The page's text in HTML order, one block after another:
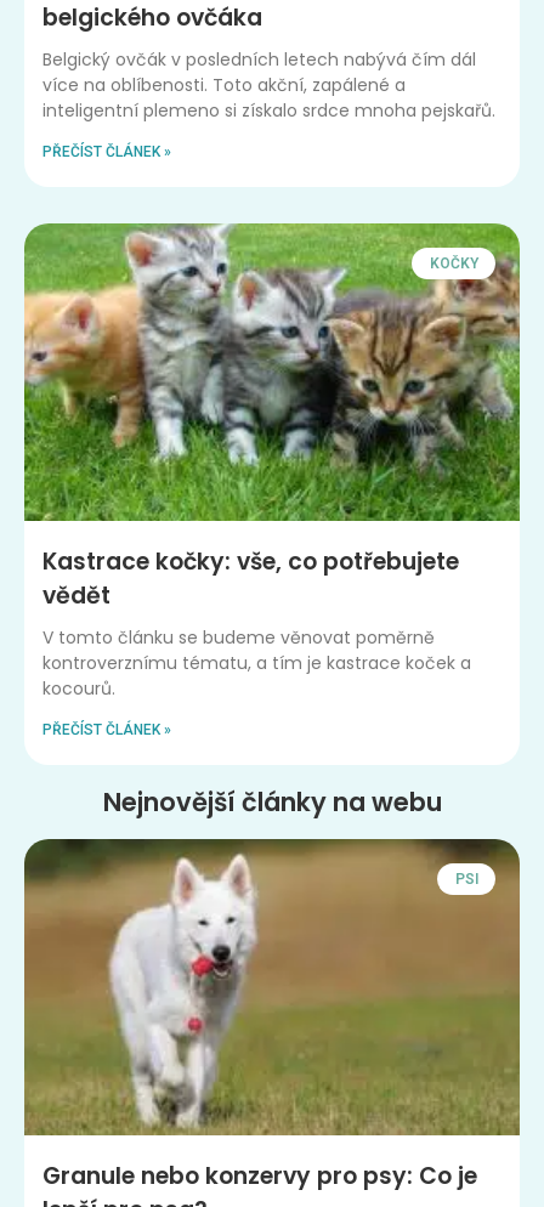
belgického ovčáka
Belgický ovčák v posledních letech nabývá čím dál
více na oblíbenosti. Toto akční, zapálené a
inteligentní plemeno si získalo srdce mnoha pejskařů.
PŘEČÍST ČLÁNEK »
KOČKY
Kastrace kočky: vše, co potřebujete
vědět
V tomto článku se budeme věnovat poměrně
kontroverznímu tématu, a tím je kastrace koček a
kocourů.
PŘEČÍST ČLÁNEK »
Nejnovější články na webu
PSI
Granule nebo konzervy pro psy: Co je